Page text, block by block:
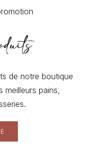
de notre boutique
meilleurs pains,